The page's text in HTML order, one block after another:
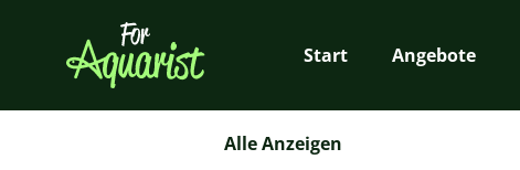
Start Angebote
Alle Anzeigen